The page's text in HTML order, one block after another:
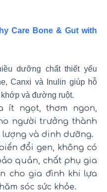
Care Bone & Gut with
dưỡng chất thiết yếu
Canxi và Inulin giúp hỗ
và đường ruột.
ít ngọt, thơm ngon,
người trưởng thành
và dinh dưỡng.
đổi gen, không có
quản, chất phụ gia
cho gia đình khi lựa
sóc sức khỏe.